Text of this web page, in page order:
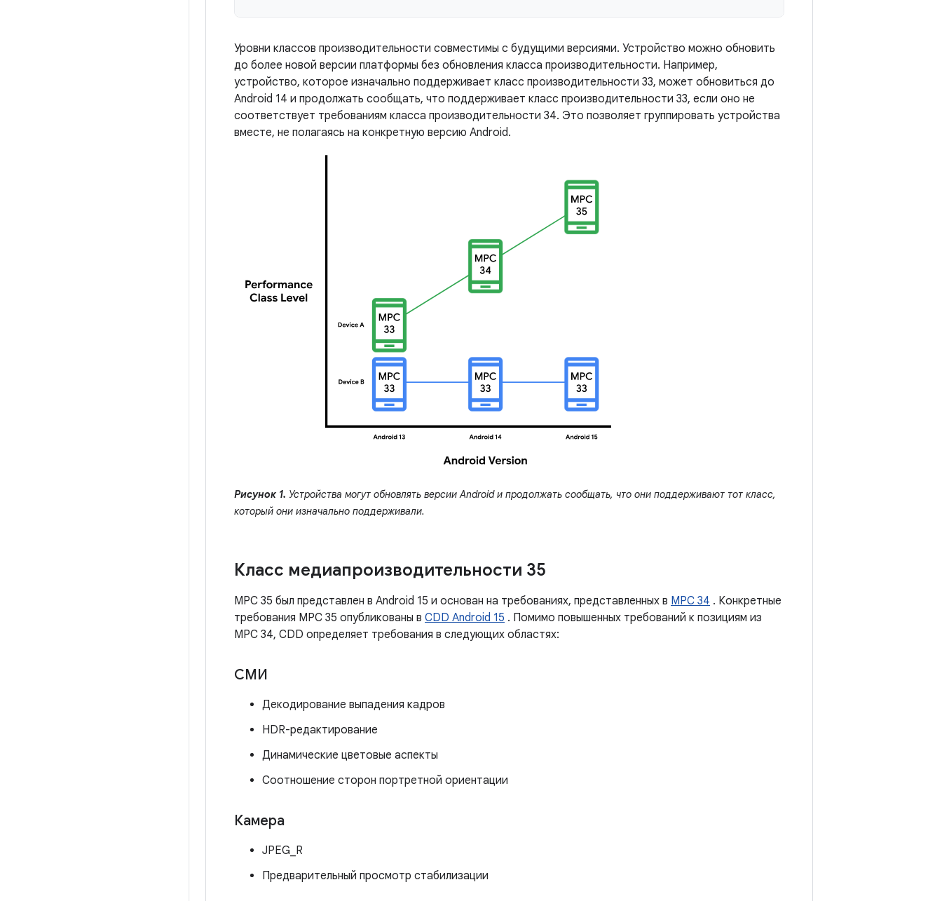
Уровни классов производительности совместимы с будущими версиями. Устройство можно обновить
до более новой версии платформы без обновления класса производительности. Например,
устройство, которое изначально поддерживает класс производительности 33, может обновиться до
Android 14 и продолжать сообщать, что поддерживает класс производительности 33, если оно не
соответствует требованиям класса производительности 34. Это позволяет группировать устройства
вместе, не полагаясь на конкретную версию Android.
Рисунок 1. Устройства могут обновлять версии Android и продолжать сообщать, что они поддерживают тот класс,
который они изначально поддерживали.
Класс медиапроизводительности 35
MPC 35 был представлен в Android 15 и основан на требованиях, представленных в MPC 34 . Конкретные
требования MPC 35 опубликованы в CDD Android 15 . Помимо повышенных требований к позициям из
MPC 34, CDD определяет требования в следующих областях:
СМИ
Декодирование выпадения кадров
HDR-редактирование
Динамические цветовые аспекты
Соотношение сторон портретной ориентации
Камера
JPEG_R
Предварительный просмотр стабилизации